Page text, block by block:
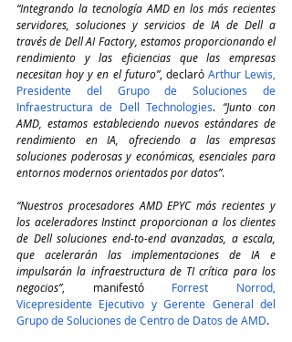
“Integrando la tecnología AMD en los más recientes
servidores, soluciones y servicios de IA de Dell a
través de Dell AI Factory, estamos proporcionando el
rendimiento y las eficiencias que las empresas
necesitan hoy y en el futuro”, declaró Arthur Lewis,
Presidente del Grupo de Soluciones de
Infraestructura de Dell Technologies. “Junto con
AMD, estamos estableciendo nuevos estándares de
rendimiento en IA, ofreciendo a las empresas
soluciones poderosas y económicas, esenciales para
entornos modernos orientados por datos”.
“Nuestros procesadores AMD EPYC más recientes y
los aceleradores Instinct proporcionan a los clientes
de Dell soluciones end-to-end avanzadas, a escala,
que acelerarán las implementaciones de IA e
impulsarán la infraestructura de TI crítica para los
negocios”, manifestó Forrest Norrod,
Vicepresidente Ejecutivo y Gerente General del
Grupo de Soluciones de Centro de Datos de AMD.